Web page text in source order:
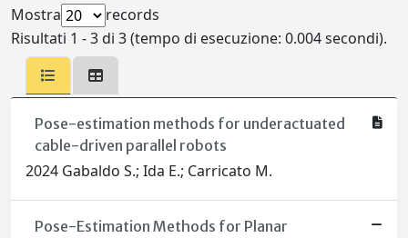
Mostra
records
Risultati 1 - 3 di 3 (tempo di esecuzione: 0.004 secondi).
Pose-estimation methods for underactuated
cable-driven parallel robots
2024 Gabaldo S.; Ida E.; Carricato M.
Pose-Estimation Methods for Planar